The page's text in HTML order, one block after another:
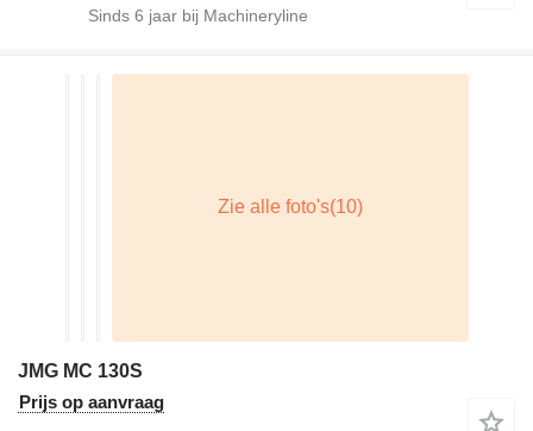
Sinds 6 jaar bij Machineryline
JMG MC 130S
Prijs op aanvraag